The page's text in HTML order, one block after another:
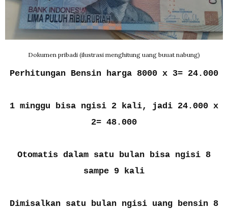
Dokumen pribadi (ilustrasi menghitung uang buuat nabung)
Perhitungan Bensin harga 8000 x 3= 24.000
1 minggu bisa ngisi 2 kali, jadi 24.000 x
2= 48.000
Otomatis dalam satu bulan bisa ngisi 8
sampe 9 kali
Dimisalkan satu bulan ngisi uang bensin 8